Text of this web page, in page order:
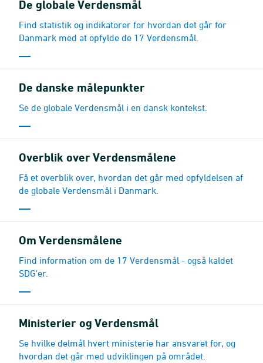
De globale Verdensmål
Find statistik og indikatorer for hvordan det går for
Danmark med at opfylde de 17 Verdensmål.
De danske målepunkter
Se de globale Verdensmål i en dansk kontekst.
Overblik over Verdensmålene
Få et overblik over, hvordan det går med opfyldelsen af
de globale Verdensmål i Danmark.
Om Verdensmålene
Find information om de 17 Verdensmål - også kaldet
SDG'er.
Ministerier og Verdensmål
Se hvilke delmål hvert ministerie har ansvaret for, og
hvordan det går med udviklingen på området.